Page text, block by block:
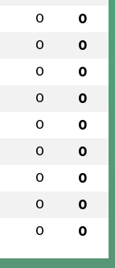
0 0
0 0
0 0
0 0
0 0
0 0
0 0
0 0
0 0